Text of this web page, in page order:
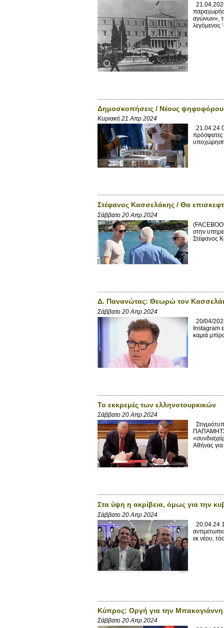
αγώνων»,
λεγόμενος
Δημοσκοπήσεις / Νέους ψηφοφόρους
Κυριακή 21 Απρ 2024
21.04.24
πρόσφατες
Στέφανος Κασσελάκης / Θα
Σάββατο 20 Απρ 2024
στην
Στέφανος
Δ. Πανανώτας: Θεωρώ τον
Σάββατο 20 Απρ 2024
20/04/
Instagram
καμιά
Το εκκρεμές των ελληνοτουρκικών
Σάββατο 20 Απρ 2024
Αθήνας
Στα ύψη η ακρίβεια, όμως για την
Σάββατο 20 Απρ 2024
20.04.24
εκ νέου,
Κύπρος: Οργή για την Μπακογιάννη
Σάββατο 20 Απρ 2024